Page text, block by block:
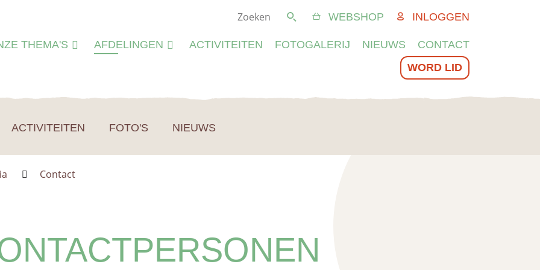
Zoeken
THEMA'S AFDELINGEN ACTIVITEITEN FOTOGALERIJ NIEUWS
CONTACT
WORD LID
WEBSHOP INLOGGEN
ACTIVITEITEN FOTO'S NIEUWS
Contact